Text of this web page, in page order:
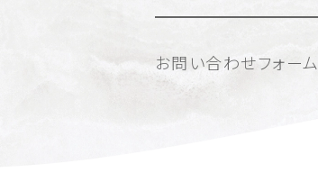
お問い合わせフォーム